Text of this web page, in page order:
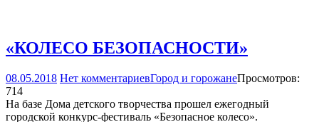
«КОЛЕСО БЕЗОПАСНОСТИ»
08.05.2018 Нет комментариевГород и горожанеПросмотров:
714
На базе Дома детского творчества прошел ежегодный
городской конкурс-фестиваль «Безопасное колесо».